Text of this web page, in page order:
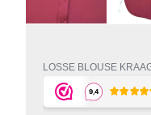
LOSSE BLOUSE